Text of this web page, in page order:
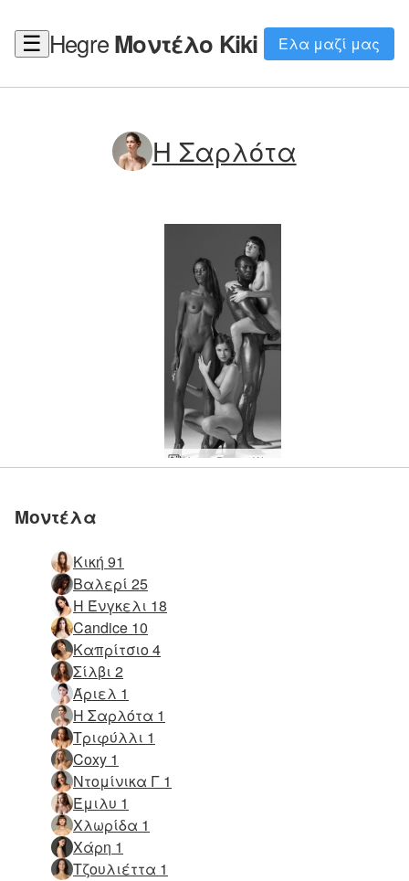
☰ HegreΜοντέλο Kiki Ελα μαζί μας
Η Σαρλότα
Hegre Dream World
Μοντέλα
Κική 91
Βαλερί 25
Η Ένγκελι 18
Candice 10
Καπρίτσιο 4
Σίλβι 2
Άριελ 1
Η Σαρλότα 1
Τριφύλλι 1
Coxy 1
Ντομίνικα Γ 1
Έμιλυ 1
Χλωρίδα 1
Χάρη 1
Τζουλιέττα 1